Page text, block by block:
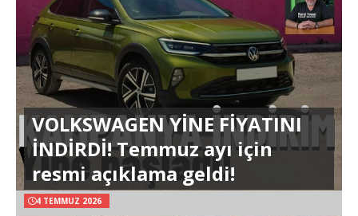
VOLKSWAGEN YİNE FİYATINI
İNDİRDİ! Temmuz ayı için
resmi açıklama geldi!
4 TEMMUZ 2026